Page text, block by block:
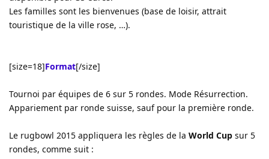
Les familles sont les bienvenues (base de loisir, attrait
touristique de la ville rose, …).
[size=18]Format[/size]
Tournoi par équipes de 6 sur 5 rondes. Mode Résurrection.
Appariement par ronde suisse, sauf pour la première ronde.
Le rugbowl 2015 appliquera les règles de la World Cup sur 5
rondes, comme suit :